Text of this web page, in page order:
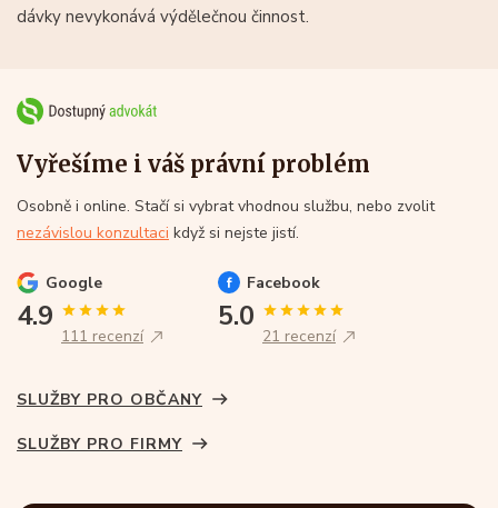
dávky nevykonává výdělečnou činnost.
Vyřešíme i váš právní problém
Osobně i online. Stačí si vybrat vhodnou službu, nebo zvolit
nezávislou konzultaci když si nejste jistí.
Google
4.9
111 recenzí
Facebook
5.0
21 recenzí
SLUŽBY PRO OBČANY
SLUŽBY PRO FIRMY